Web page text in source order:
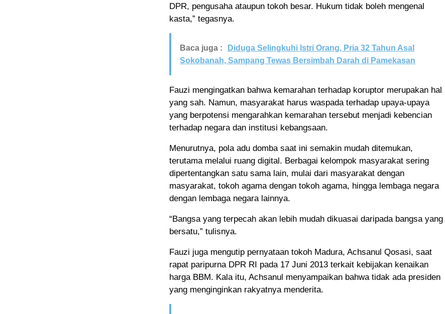
DPR, pengusaha ataupun tokoh besar. Hukum tidak boleh mengenal
kasta,” tegasnya.
Baca juga :
Diduga Selingkuhi Istri Orang, Pria 32 Tahun Asal
Sokobanah, Sampang Tewas Bersimbah Darah di Pamekasan
Fauzi mengingatkan bahwa kemarahan terhadap koruptor merupakan hal
yang sah. Namun, masyarakat harus waspada terhadap upaya-upaya
yang berpotensi mengarahkan kemarahan tersebut menjadi kebencian
terhadap negara dan institusi kebangsaan.
Menurutnya, pola adu domba saat ini semakin mudah ditemukan,
terutama melalui ruang digital. Berbagai kelompok masyarakat sering
dipertentangkan satu sama lain, mulai dari masyarakat dengan
masyarakat, tokoh agama dengan tokoh agama, hingga lembaga negara
dengan lembaga negara lainnya.
“Bangsa yang terpecah akan lebih mudah dikuasai daripada bangsa yang
bersatu,” tulisnya.
Fauzi juga mengutip pernyataan tokoh Madura, Achsanul Qosasi, saat
rapat paripurna DPR RI pada 17 Juni 2013 terkait kebijakan kenaikan
harga BBM. Kala itu, Achsanul menyampaikan bahwa tidak ada presiden
yang menginginkan rakyatnya menderita.